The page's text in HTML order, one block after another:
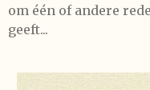
om één of andere
geeft...